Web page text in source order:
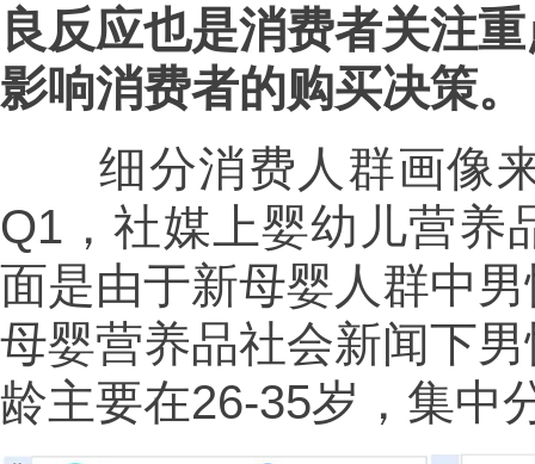
良反应也是消费者关注
影响消费者的购买决策。
细分消费人群画像来
Q1，社媒上婴幼儿营养
面是由于新母婴人群中
母婴营养品社会新闻下
龄主要在26-35岁，集中